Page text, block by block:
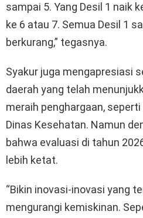
sampai 5. Yang Desil 1 naik
ke 6 atau 7. Semua Desil 1
berkurang,” tegasnya.
Syakur juga mengapresiasi
daerah yang telah
meraih penghargaan,
Dinas Kesehatan. Namun
bahwa evaluasi di tahun
lebih ketat.
“Bikin inovasi-inovasi yang
mengurangi kemiskinan.